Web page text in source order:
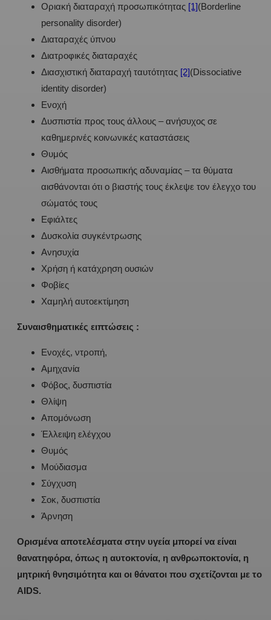
Οριακή διαταραχή προσωπικότητας [1](Borderline
personality disorder)
Διαταραχές ύπνου
Διατροφικές διαταραχές
Διασχιστική διαταραχή ταυτότητας [2](Dissociative
identity disorder)
Ενοχή
Δυσπιστία προς τους άλλους – ανήσυχος σε
καθημερινές κοινωνικές καταστάσεις
Θυμός
Αισθήματα προσωπικής αδυναμίας – τα θύματα
αισθάνονται ότι ο βιαστής τους έκλεψε τον έλεγχο του
σώματός τους
Εφιάλτες
Δυσκολία συγκέντρωσης
Ανησυχία
Χρήση ή κατάχρηση ουσιών
Φοβίες
Χαμηλή αυτοεκτίμηση
Συναισθηματικές ειπτώσεις :
Ενοχές, ντροπή,
Αμηχανία
Φόβος, δυσπιστία
Θλίψη
Απομόνωση
Έλλειψη ελέγχου
Θυμός
Μούδιασμα
Σύγχυση
Σοκ, δυσπιστία
Άρνηση
Ορισμένα αποτελέσματα στην υγεία μπορεί να είναι
θανατηφόρα, όπως η αυτοκτονία, η ανθρωποκτονία, η
μητρική θνησιμότητα και οι θάνατοι που σχετίζονται με το
AIDS.